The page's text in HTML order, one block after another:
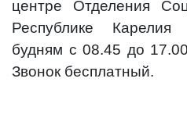
центре Отделения
Республике
будням с 08.45 до
Звонок бесплатный.